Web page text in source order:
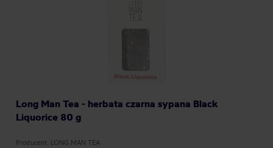
Long Man Tea - herbata czarna sypana Black
Liquorice 80 g
Producent: LONG MAN TEA